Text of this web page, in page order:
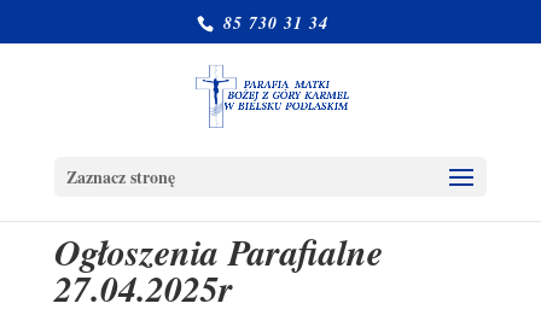
85 730 31 34
Zaznacz stronę
Ogłoszenia Parafialne
27.04.2025r